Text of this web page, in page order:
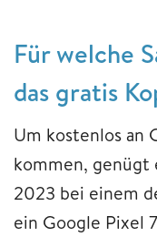
Für welche
das gratis
Um kostenlos an
kommen, genügt
2023 bei einem
ein Google Pixel